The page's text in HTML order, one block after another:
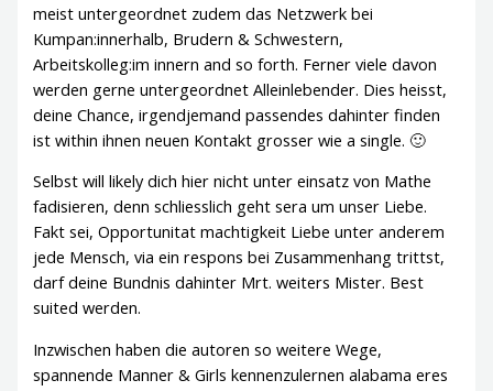
meist untergeordnet zudem das Netzwerk bei
Kumpan:innerhalb, Brudern & Schwestern,
Arbeitskolleg:im innern and so forth. Ferner viele davon
werden gerne untergeordnet Alleinlebender. Dies heisst,
deine Chance, irgendjemand passendes dahinter finden
ist within ihnen neuen Kontakt grosser wie a single. 🙂
Selbst will likely dich hier nicht unter einsatz von Mathe
fadisieren, denn schliesslich geht sera um unser Liebe.
Fakt sei, Opportunitat machtigkeit Liebe unter anderem
jede Mensch, via ein respons bei Zusammenhang trittst,
darf deine Bundnis dahinter Mrt. weiters Mister. Best
suited werden.
Inzwischen haben die autoren so weitere Wege,
spannende Manner & Girls kennenzulernen alabama eres